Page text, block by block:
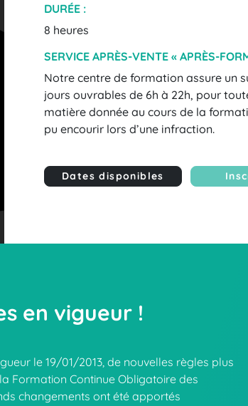
DURÉE :
8 heures
SERVICE APRÈS-VENTE « APRÈS-
Notre centre de formation assure un
jours ouvrables de 6h à 22h, pour
matière donnée au cours de la
pu encourir lors d’une infraction.
Dates disponibles
en vigueur !
le 19/01/2013, de nouvelles règles plus
Formation Continue Obligatoire des
changements ont été apportés